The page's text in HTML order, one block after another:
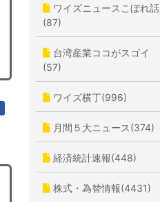
ワイズニュースこぼれ話
(87)
台湾産業ココがスゴイ
(57)
ワイズ横丁(996)
月間５大ニュース(374)
経済統計速報(448)
株式・為替情報(4431)